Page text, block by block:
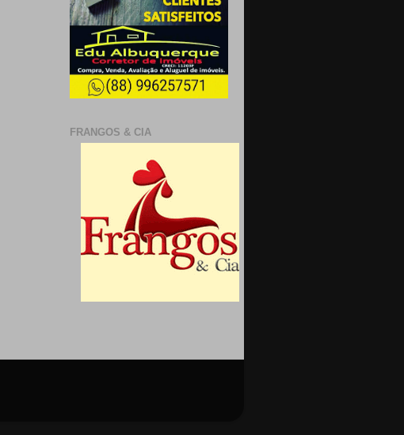
FRANGOS & CIA